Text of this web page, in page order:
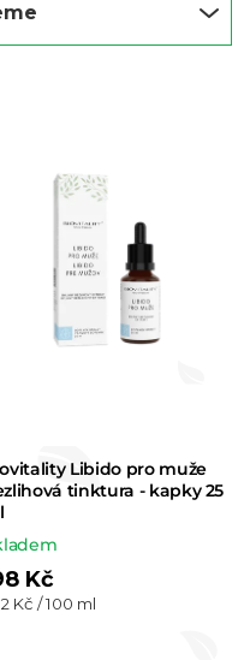
Libido pro muže
tinktura - kapky 25
Kč
Kč / 100 ml